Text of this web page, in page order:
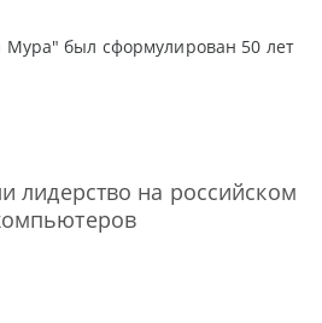
был сформулирован 50 лет
лидерство на российском